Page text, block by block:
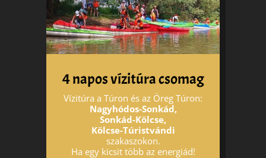
4 napos vízitúra csomag
Vízitúra a Túron és az Öreg Túron:
Nagyhódos-Sonkád,
Sonkád-Kölcse,
Kölcse-Túristvándi
szakaszokon.
Ha egy kicsit több az energiád!